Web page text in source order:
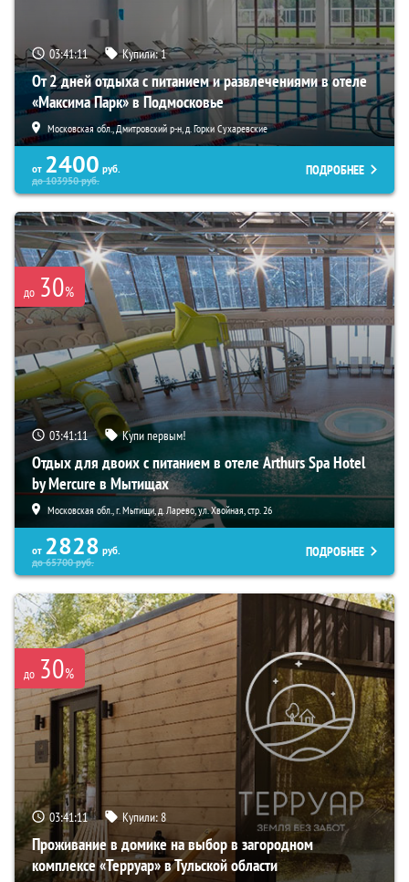
03:41:10 Купили:1
От 2 дней отдыха с питанием и развлечениями в отеле
«Максима Парк» в Подмосковье
Московская обл., Дмитровский р-н, д. Горки Сухаревские
от 2400 руб.
до103950руб.
ПОДРОБНЕЕ
до 30%
03:41:10 Купи первым!
Отдых для двоих с питанием в отеле Arthurs Spa Hotel
by Mercure в Мытищах
Московская обл., г. Мытищи, д. Ларево, ул. Хвойная, стр. 26
от 2828 руб.
до65700руб.
ПОДРОБНЕЕ
до 30%
03:41:10 Купили:8
Проживание в домике на выбор в загородном
комплексе «Терруар» в Тульской области